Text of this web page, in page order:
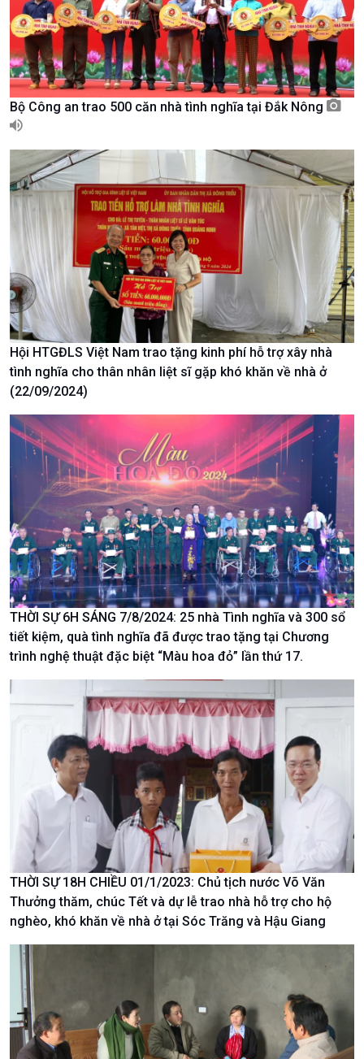
Nam
Xã hội
Tin Đời sống & Xã hội
360 độ Sức khỏe
Chuyển đổi Xanh
Tài nguyên và Môi trường
Chuyên gia của bạn
Xã hội chuyển động
Bước chân đến trường
Khoa học & Công nghệ
Tin Khoa học & Công nghệ
Kết nối công nghệ
Sống chung với biến đổi
Văn hoá & Du lịch
Tin Văn hoá & Du lịch
Chát với người nổi tiếng
Câu chuyện Thể thao
Multimedia
Ảnh
Video
Infographic
E-Magazine
Bộ Công an trao 500 căn nhà tình nghĩa tại Đắk Nông
Hội HTGĐLS Việt Nam trao tặng kinh phí hỗ trợ xây nhà
tình nghĩa cho thân nhân liệt sĩ gặp khó khăn về nhà ở
(22/09/2024)
THỜI SỰ 6H SÁNG 7/8/2024: 25 nhà Tình nghĩa và 300 sổ
tiết kiệm, quà tình nghĩa đã được trao tặng tại Chương
trình nghệ thuật đặc biệt “Màu hoa đỏ” lần thứ 17.
THỜI SỰ 18H CHIỀU 01/1/2023: Chủ tịch nước Võ Văn
Thưởng thăm, chúc Tết và dự lễ trao nhà hỗ trợ cho hộ
nghèo, khó khăn về nhà ở tại Sóc Trăng và Hậu Giang